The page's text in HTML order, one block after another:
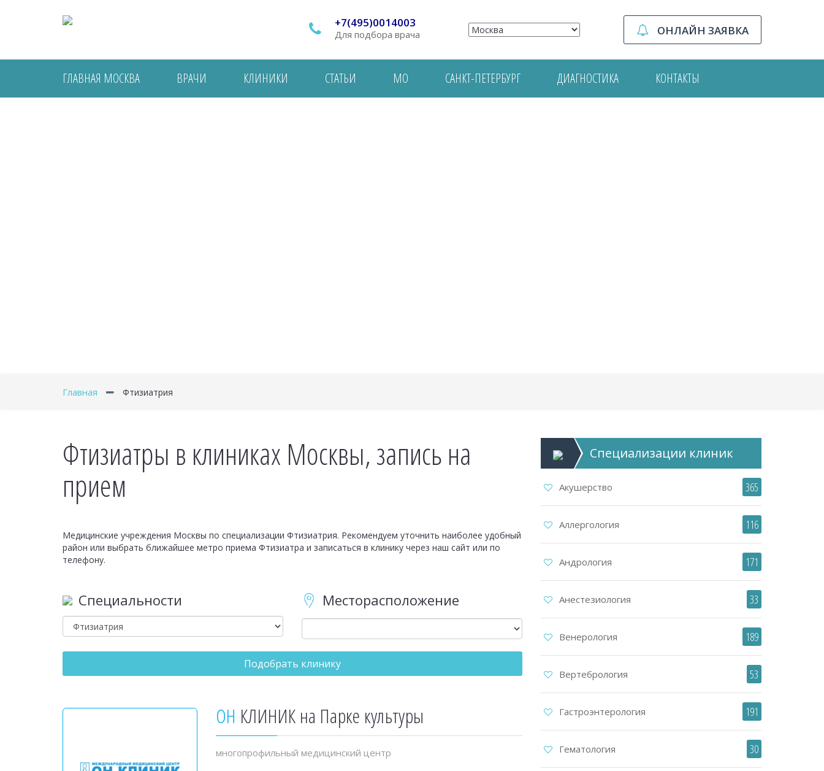
+7(495)0014003
Для подбора врача ОНЛАЙН ЗАЯВКА
ГЛАВНАЯ МОСКВА ВРАЧИ КЛИНИКИ СТАТЬИ МО САНКТ-ПЕТЕРБУРГ ДИАГНОСТИКА КОНТАКТЫ
Главная Фтизиатрия
Фтизиатры в клиниках Москвы, запись на
прием
Медицинские учреждения Москвы по специализации Фтизиатрия. Рекомендуем уточнить наиболее удобный
район или выбрать ближайшее метро приема Фтизиатра и записаться в клинику через наш сайт или по
телефону.
Специальности Месторасположение
Подобрать клинику
ОН КЛИНИК на Парке культуры
многопрофильный медицинский центр
Специализации клиник
Акушерство 365
Аллергология 116
Андрология 171
Анестезиология 33
Венерология 189
Вертебрология 53
Гастроэнтерология 191
Гематология 30